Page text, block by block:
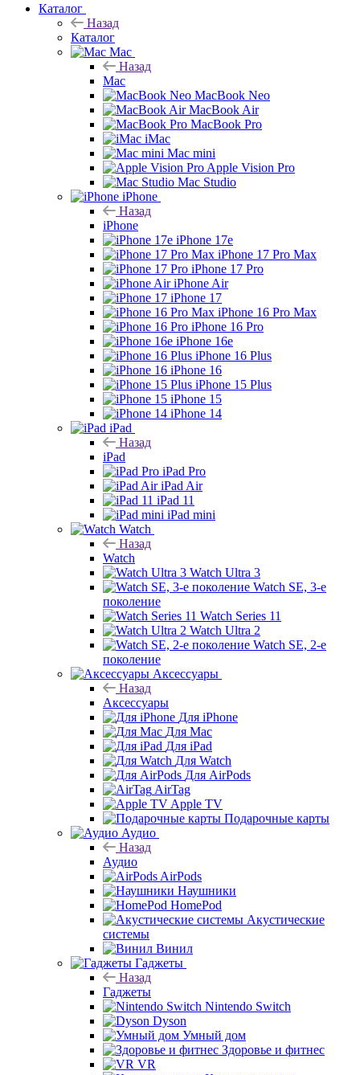
Каталог
Назад
Каталог
Mac
Назад
Mac
MacBook Neo
MacBook Air
MacBook Pro
iMac
Mac mini
Apple Vision Pro
Mac Studio
iPhone
Назад
iPhone
iPhone 17e
iPhone 17 Pro Max
iPhone 17 Pro
iPhone Air
iPhone 17
iPhone 16 Pro Max
iPhone 16 Pro
iPhone 16e
iPhone 16 Plus
iPhone 16
iPhone 15 Plus
iPhone 15
iPhone 14
iPad
Назад
iPad
iPad Pro
iPad Air
iPad 11
iPad mini
Watch
Назад
Watch
Watch Ultra 3
Watch SE, 3-е
поколение
Watch Series 11
Watch Ultra 2
Watch SE, 2-е
поколение
Аксессуары
Назад
Аксессуары
Для iPhone
Для Mac
Для iPad
Для Watch
Для AirPods
AirTag
Apple TV
Подарочные карты
Аудио
Назад
Аудио
AirPods
Наушники
HomePod
Акустические
системы
Винил
Гаджеты
Назад
Гаджеты
Nintendo Switch
Dyson
Умный дом
Здоровье и фитнес
VR